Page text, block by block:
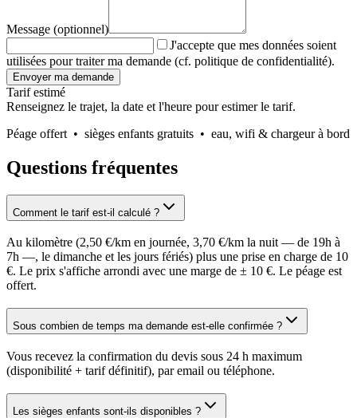
Message (optionnel)
J'accepte que mes données soient
utilisées pour traiter ma demande (cf. politique de confidentialité).
Envoyer ma demande
Tarif estimé
Renseignez le trajet, la date et l'heure pour estimer le tarif.
Péage offert • sièges enfants gratuits • eau, wifi & chargeur à bord
Questions fréquentes
Comment le tarif est-il calculé ?
Au kilomètre (2,50 €/km en journée, 3,70 €/km la nuit — de 19h à
7h —, le dimanche et les jours fériés) plus une prise en charge de 10
€. Le prix s'affiche arrondi avec une marge de ± 10 €. Le péage est
offert.
Sous combien de temps ma demande est-elle confirmée ?
Vous recevez la confirmation du devis sous 24 h maximum
(disponibilité + tarif définitif), par email ou téléphone.
Les sièges enfants sont-ils disponibles ?